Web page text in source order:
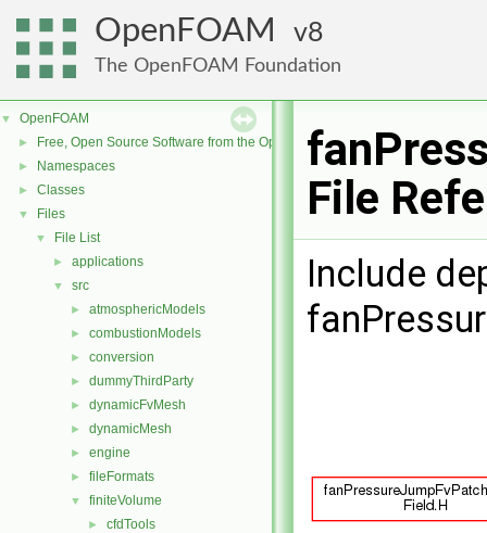
OpenFOAM 8
The OpenFOAM Foundation
▼ OpenFOAM
► Free, Open Source Software from the OpenFOAM Foundation
► Namespaces
► Classes
▼ Files
▼ File List
► applications
▼ src
► atmosphericModels
► combustionModels
► conversion
► dummyThirdParty
► dynamicFvMesh
► dynamicMesh
► engine
► fileFormats
▼ finiteVolume
► cfdTools
File
Include